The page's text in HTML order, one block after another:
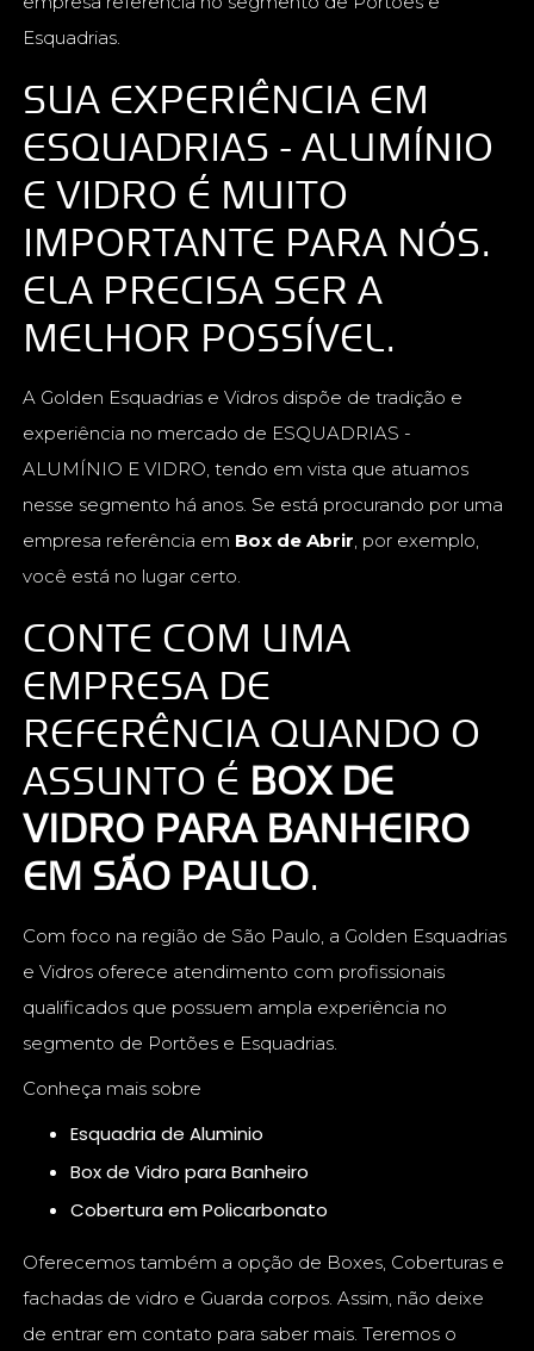
Esquadrias.
SUA EXPERIÊNCIA EM
ESQUADRIAS - ALUMÍNIO
E VIDRO É MUITO
IMPORTANTE PARA NÓS.
ELA PRECISA SER A
MELHOR POSSÍVEL.
A Golden Esquadrias e Vidros dispõe de tradição e
experiência no mercado de ESQUADRIAS -
ALUMÍNIO E VIDRO, tendo em vista que atuamos
nesse segmento há anos. Se está procurando por uma
empresa referência em Box de Abrir , por exemplo,
você está no lugar certo.
CONTE COM UMA
EMPRESA DE
REFERÊNCIA QUANDO O
ASSUNTO É BOX DE
VIDRO PARA BANHEIRO
EM SÃO PAULO.
Com foco na região de São Paulo, a Golden Esquadrias
e Vidros oferece atendimento com profissionais
qualificados que possuem ampla experiência no
segmento de Portões e Esquadrias.
Conheça mais sobre
Esquadria de Aluminio
Box de Vidro para Banheiro
Cobertura em Policarbonato
Oferecemos também a opção de Boxes, Coberturas e
fachadas de vidro e Guarda corpos. Assim, não deixe
de entrar em contato para saber mais. Teremos o